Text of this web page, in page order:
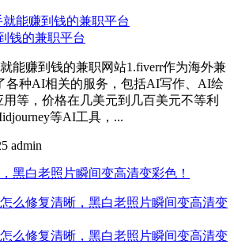
钱的兼职平台
能赚到钱的兼职网站1.fiverr作为海外兼
各种AI相关的服务，包括AI写作、AI绘
用等，价格在几美元到几百美元不等利
等AI工具，...
admin
黑白老照片瞬间变高清变彩色！